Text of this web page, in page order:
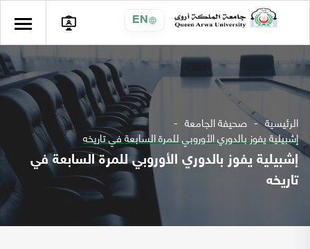
EN
الرئيسية صحيفة الجامعة
إشبيلية يفوز بالدوري الأوروبي للمرة السابعة في تاريخه
إشبيلية يفوز بالدوري الأوروبي للمرة السابعة في
تاريخه